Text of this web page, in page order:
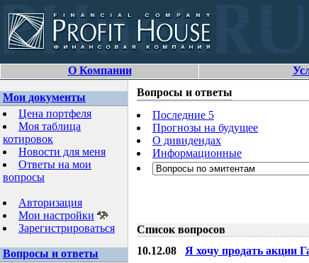
О Компании
Мои документы
Цена портфеля
Моя таблица
котировок
Новости для меня
Ответы на мои
вопросы
Авторизация
Мои настройки
Зарегистрироваться
Вопросы и ответы
Вопросы и ответы
Последние 5
Прогнозы на будущее
О дивидендах
Информационные
Список вопросов
10.12.08 Я хочу продать акции